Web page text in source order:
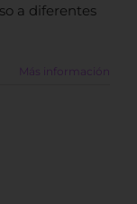
a diferentes
Más información